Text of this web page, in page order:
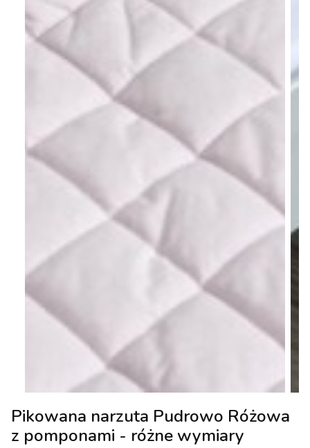
Pikowana narzuta Pudrowo Różowa
z pomponami - różne wymiary